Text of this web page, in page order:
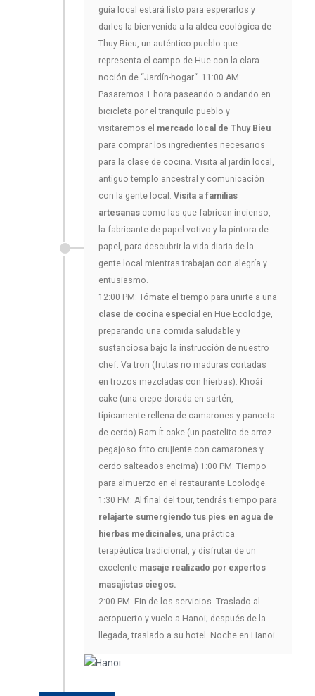
guía local estará listo para esperarlos y
darles la bienvenida a la aldea ecológica de
Thuy Bieu, un auténtico pueblo que
representa el campo de Hue con la clara
noción de “Jardín-hogar“. 11:00 AM:
Pasaremos 1 hora paseando o andando en
bicicleta por el tranquilo pueblo y
visitaremos el mercado local de Thuy Bieu
para comprar los ingredientes necesarios
para la clase de cocina. Visita al jardín local,
antiguo templo ancestral y comunicación
con la gente local. Visita a familias
artesanas como las que fabrican incienso,
la fabricante de papel votivo y la pintora de
papel, para descubrir la vida diaria de la
gente local mientras trabajan con alegría y
entusiasmo.
12:00 PM: Tómate el tiempo para unirte a una
clase de cocina especial en Hue Ecolodge,
preparando una comida saludable y
sustanciosa bajo la instrucción de nuestro
chef. Va tron (frutas no maduras cortadas
en trozos mezcladas con hierbas). Khoái
cake (una crepe dorada en sartén,
típicamente rellena de camarones y panceta
de cerdo) Ram Ít cake (un pastelito de arroz
pegajoso frito crujiente con camarones y
cerdo salteados encima) 1:00 PM: Tiempo
para almuerzo en el restaurante Ecolodge.
1:30 PM: Al final del tour, tendrás tiempo para
relajarte sumergiendo tus pies en agua de
hierbas medicinales, una práctica
terapéutica tradicional, y disfrutar de un
excelente masaje realizado por expertos
masajistas ciegos.
2:00 PM: Fin de los servicios. Traslado al
aeropuerto y vuelo a Hanoi; después de la
llegada, traslado a su hotel. Noche en Hanoi.